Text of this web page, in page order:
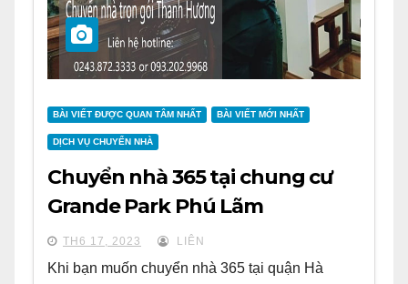
BÀI VIẾT ĐƯỢC QUAN TÂM NHẤT BÀI VIẾT MỚI NHẤT
DỊCH VỤ CHUYỂN NHÀ
Chuyển nhà 365 tại chung cư
Grande Park Phú Lãm
TH6 17, 2023 LIÊN
Khi bạn muốn chuyển nhà 365 tại quận Hà